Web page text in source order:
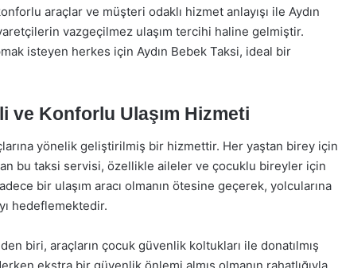
araçlar ve müşteri odaklı hizmet anlayışı ile Aydın
vazgeçilmez ulaşım tercihi haline gelmiştir.
isteyen herkes için Aydın Bebek Taksi, ideal bir
ve Konforlu Ulaşım Hizmeti
yönelik geliştirilmiş bir hizmettir. Her yaştan birey için
bu taksi servisi, özellikle aileler ve çocuklu bireyler için
bir ulaşım aracı olmanın ötesine geçerek, yolcularına
hedeflemektedir.
biri, araçların çocuk güvenlik koltukları ile donatılmış
ekstra bir güvenlik önlemi almış olmanın rahatlığıyla